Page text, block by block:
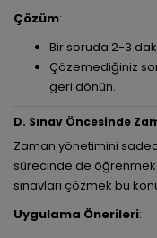
Çözüm:
Bir soruda 2-3
Çözemediğiniz
geri dönün.
D. Sınav Öncesinde
Zaman yönetimini
sürecinde de
sınavları çözmek bu
Uygulama Önerileri: